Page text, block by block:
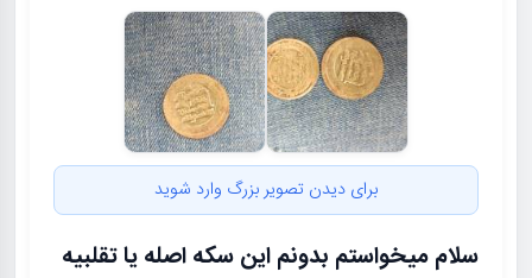
برای دیدن تصویر بزرگ وارد شوید
سلام میخواستم بدونم این سکه اصله یا تقلبیه